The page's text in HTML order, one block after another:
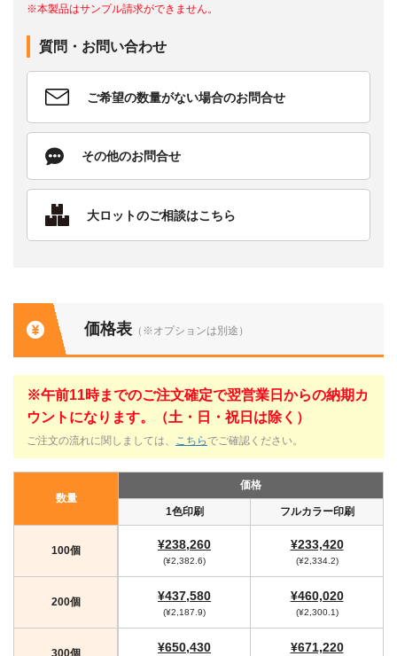
※本製品はサンプル請求ができません。
質問・お問い合わせ
ご希望の数量がない場合のお問合せ
その他のお問合せ
大ロットのご相談はこちら
価格表 （※オプションは別途）
※午前11時までのご注文確定で翌営業日からの納期カ
ウントになります。（土・日・祝日は除く）
ご注文の流れに関しましては、 こちら でご確認ください。
数量
価格
1色印刷 フルカラー印刷
100個 ¥238,260
(¥2,382.6)
¥233,420
(¥2,334.2)
200個 ¥437,580
(¥2,187.9)
¥460,020
(¥2,300.1)
¥650,430 ¥671,220